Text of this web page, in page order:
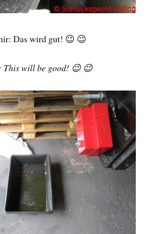
Das wird gut! 😉 😉
This will be good! 😉 😉